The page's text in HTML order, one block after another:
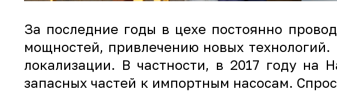
За последние годы в цехе постоянно
мощностей, привлечению новых
локализации. В частности, в 2017 году на
запасных частей к импортным насосам.